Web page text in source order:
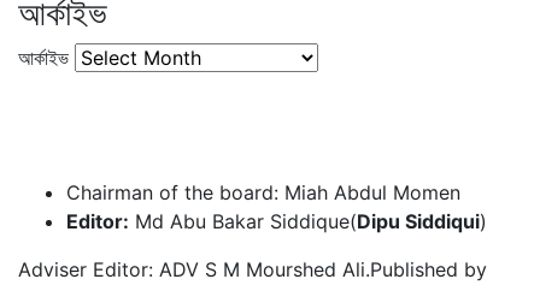
আর্কাইভ
আর্কাইভ
Chairman of the board: Miah Abdul Momen
Editor: Md Abu Bakar Siddique(Dipu Siddiqui)
Adviser Editor: ADV S M Mourshed Ali.Published by